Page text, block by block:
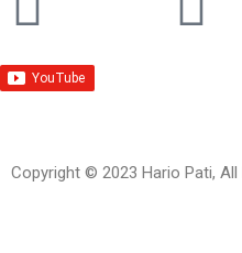
Copyright © 2023 Hario Pati, All